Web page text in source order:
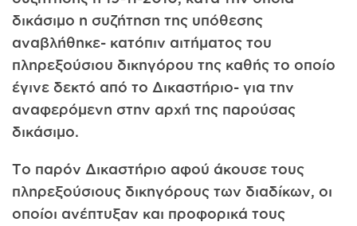
δικάσιμο η συζήτηση της υπόθεσης
αναβλήθηκε- κατόπιν αιτήματος του
πληρεξούσιου δικηγόρου της καθής το οποίο
έγινε δεκτό από το Δικαστήριο- για την
αναφερόμενη στην αρχή της παρούσας
δικάσιμο.
Το παρόν Δικαστήριο αφού άκουσε τους
πληρεξούσιους δικηγόρους των διαδίκων, οι
οποίοι ανέπτυξαν και προφορικά τους